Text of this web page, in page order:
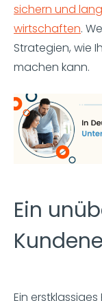
sichern und
wirtschaften.
Strategien, wie
machen kann.
Ein
Ein